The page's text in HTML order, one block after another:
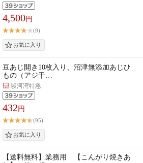
4,500円
(9)
豆あじ開き10枚入り、沼津無添加あじひ
もの（アジ干…
駿河湾特急
432 円
(95)
【送料無料】業務用 【こんがり焼きあ